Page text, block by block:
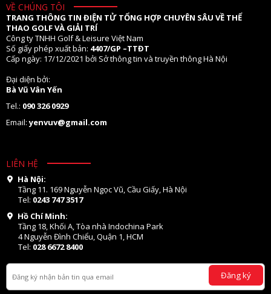
VỀ CHÚNG TÔI
TRANG THÔNG TIN ĐIỆN TỬ TỔNG HỢP CHUYÊN SÂU VỀ THỂ
THAO GOLF VÀ GIẢI TRÍ
Công ty TNHH Golf & Leisure Việt Nam
Số giấy phép xuất bản: 4407/GP –TTĐT
Cấp ngày: 17/12/2021 bởi Sở thông tin và truyền thông Hà Nội
Đại diện bởi:
Bà Vũ Vân Yến
Tel.: 090 326 0929
Email:yenvuv@gmail.com
LIÊN HỆ
Hà Nội:
Tầng 11. 169 Nguyễn Ngọc Vũ, Cầu Giấy, Hà Nội
Tel: 0243 747 3517
Hồ Chí Minh:
Tầng 18, Khối A, Tòa nhà Indochina Park
4 Nguyễn Đình Chiểu, Quận 1, HCM
Tel: 028 6672 8400
Đăng ký